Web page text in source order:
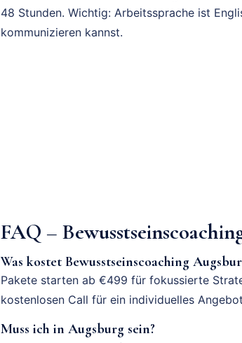
48 Stunden. Wichtig: Arbeitssprache ist
kommunizieren kannst.
FAQ –
Was kostet Bewusstseinscoaching
Pakete starten ab €499 für fokussierte
kostenlosen Call für ein individuelles
Muss ich in Augsburg sein?